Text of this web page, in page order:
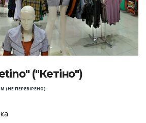
("Кетіно")
(НЕ ПЕРЕВІРЕНО)